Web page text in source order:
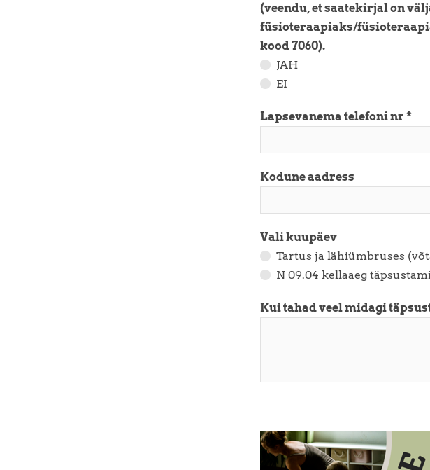
(veendu, et saatekirjal on
füsioteraapiaks/
kood 7060).
JAH
EI
Lapsevanema telefoni nr
Kodune aadress
Vali kuupäev
Tartus ja lähiümbruses
N 09.04 kellaaeg
Kui tahad veel midagi